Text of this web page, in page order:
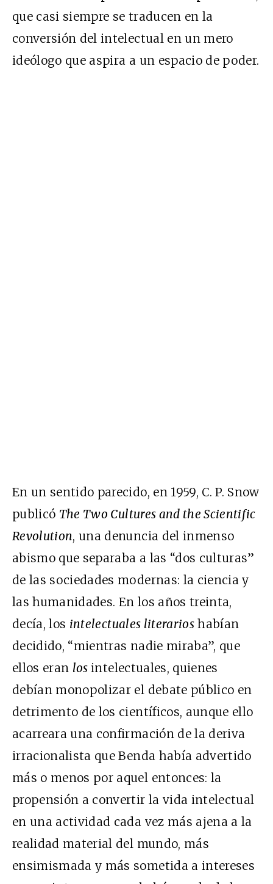
que casi siempre se traducen en la
conversión del intelectual en un mero
ideólogo que aspira a un espacio de poder.
En un sentido parecido, en 1959, C. P. Snow
publicó The Two Cultures and the Scientific
Revolution, una denuncia del inmenso
abismo que separaba a las “dos culturas”
de las sociedades modernas: la ciencia y
las humanidades. En los años treinta,
decía, los intelectuales literarioshabían
decidido, “mientras nadie miraba”, que
ellos eran losintelectuales, quienes
debían monopolizar el debate público en
detrimento de los científicos, aunque ello
acarreara una confirmación de la deriva
irracionalista que Benda había advertido
más o menos por aquel entonces: la
propensión a convertir la vida intelectual
en una actividad cada vez más ajena a la
realidad material del mundo, más
ensimismada y más sometida a intereses